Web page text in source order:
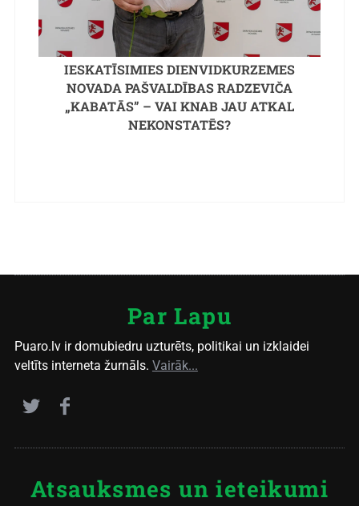
IESKATĪSIMIES DIENVIDKURZEMES
NOVADA PAŠVALDĪBAS RADZEVIČA
„KABATĀS” – VAI KNAB JAU ATKAL
NEKONSTATĒS?
Par Lapu
Puaro.lv ir domubiedru uzturēts, politikai un izklaidei
veltīts interneta žurnāls. Vairāk...
Atsauksmes un ieteikumi